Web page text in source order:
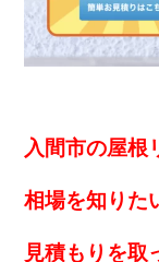
入間市の屋根
相場を知りた
見積もりを取